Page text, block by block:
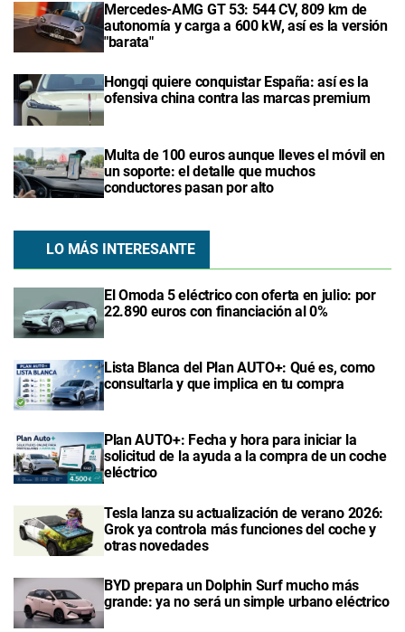
Mercedes-AMG GT 53: 544 CV, 809 km de
autonomía y carga a 600 kW, así es la versión
"barata"
Hongqi quiere conquistar España: así es la
ofensiva china contra las marcas premium
Multa de 100 euros aunque lleves el móvil en
un soporte: el detalle que muchos
conductores pasan por alto
LO MÁS INTERESANTE
El Omoda 5 eléctrico con oferta en julio: por
22.890 euros con financiación al 0%
Lista Blanca del Plan AUTO+: Qué es, como
consultarla y que implica en tu compra
Plan AUTO+: Fecha y hora para iniciar la
solicitud de la ayuda a la compra de un coche
eléctrico
Tesla lanza su actualización de verano 2026:
Grok ya controla más funciones del coche y
otras novedades
BYD prepara un Dolphin Surf mucho más
grande: ya no será un simple urbano eléctrico